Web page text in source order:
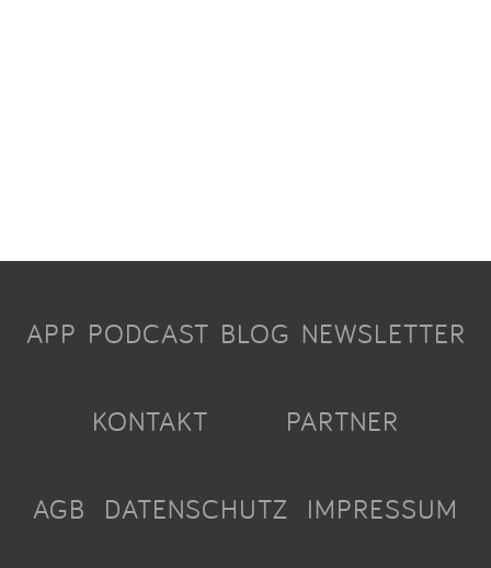
APP PODCAST BLOG NEWSLETTER
KONTAKT PARTNER
AGB DATENSCHUTZ IMPRESSUM